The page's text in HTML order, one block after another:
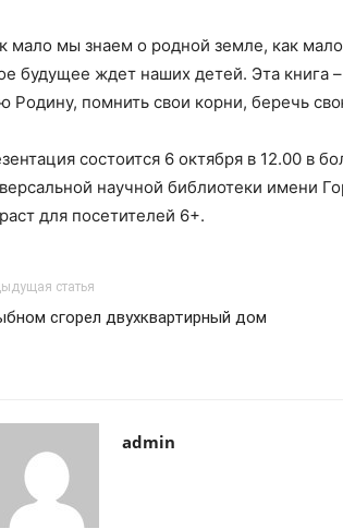
мало мы знаем о родной земле, как
будущее ждет наших детей. Эта книга
Родину, помнить свои корни, беречь
состоится 6 октября в 12.00 в
научной библиотеки имени
для посетителей 6+.
статья
сгорел двухквартирный дом
admin